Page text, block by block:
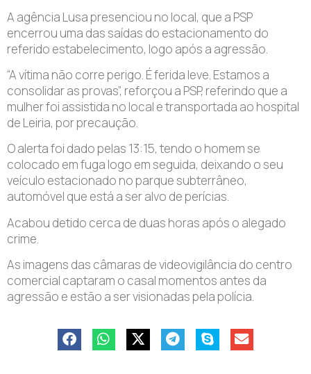
A agência Lusa presenciou no local, que a PSP
encerrou uma das saídas do estacionamento do
referido estabelecimento, logo após a agressão.
“A vítima não corre perigo. É ferida leve. Estamos a
consolidar as provas”, reforçou a PSP, referindo que a
mulher foi assistida no local e transportada ao hospital
de Leiria, por precaução.
O alerta foi dado pelas 13:15, tendo o homem se
colocado em fuga logo em seguida, deixando o seu
veículo estacionado no parque subterrâneo,
automóvel que está a ser alvo de perícias.
Acabou detido cerca de duas horas após o alegado
crime.
As imagens das câmaras de videovigilância do centro
comercial captaram o casal momentos antes da
agressão e estão a ser visionadas pela polícia.